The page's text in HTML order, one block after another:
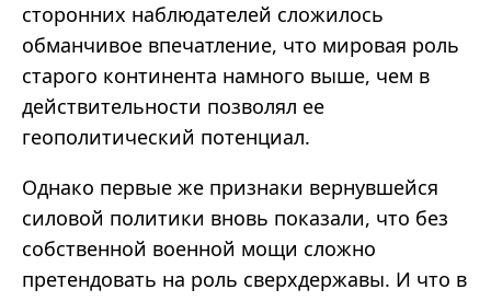
сторонних наблюдателей сложилось
обманчивое впечатление, что мировая роль
старого континента намного выше, чем в
действительности позволял ее
геополитический потенциал.
Однако первые же признаки вернувшейся
силовой политики вновь показали, что без
собственной военной мощи сложно
претендовать на роль сверхдержавы. И что в